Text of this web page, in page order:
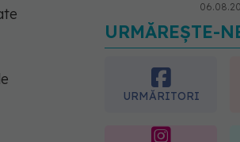
vs
Sorin
URMĂREȘTE-
URMĂRITORI